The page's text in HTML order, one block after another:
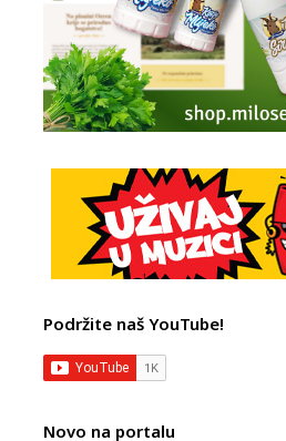
Podržite naš YouTube!
Novo na portalu